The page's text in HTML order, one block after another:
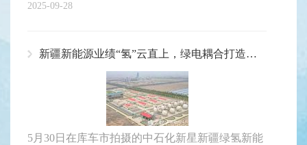
2025-09-28
新疆新能源业绩“氢”云直上，绿电耦合打造千亿新引擎
5月30日在库车市拍摄的中石化新星新疆绿氢新能